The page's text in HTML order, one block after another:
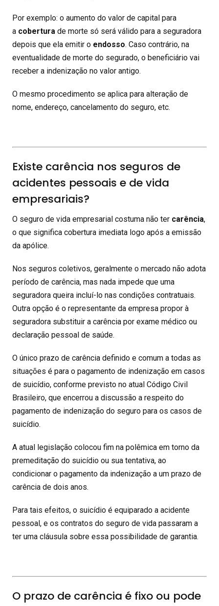
Por exemplo: o aumento do valor de capital para
a cobertura de morte só será válido para a seguradora
depois que ela emitir o endosso. Caso contrário, na
eventualidade de morte do segurado, o beneficiário vai
receber a indenização no valor antigo.
O mesmo procedimento se aplica para alteração de
nome, endereço, cancelamento do seguro, etc.
Existe carência nos seguros de
acidentes pessoais e de vida
empresariais?
O seguro de vida empresarial costuma não ter carência,
o que significa cobertura imediata logo após a emissão
da apólice.
Nos seguros coletivos, geralmente o mercado não adota
período de carência, mas nada impede que uma
seguradora queira incluí-lo nas condições contratuais.
Outra opção é o representante da empresa propor à
seguradora substituir a carência por exame médico ou
declaração pessoal de saúde.
O único prazo de carência definido e comum a todas as
situações é para o pagamento de indenização em casos
de suicídio, conforme previsto no atual Código Civil
Brasileiro, que encerrou a discussão a respeito do
pagamento de indenização do seguro para os casos de
suicídio.
A atual legislação colocou fim na polêmica em torno da
premeditação do suicídio ou sua tentativa, ao
condicionar o pagamento da indenização a um prazo de
carência de dois anos.
Para tais efeitos, o suicídio é equiparado a acidente
pessoal, e os contratos do seguro de vida passaram a
ter uma cláusula sobre essa possibilidade de garantia.
O prazo de carência é fixo ou pode